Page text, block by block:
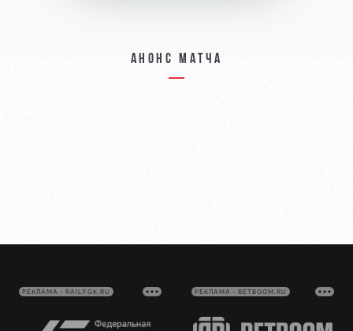
Анонс матча
РЕКЛАМА • RAILFGK.RU РЕКЛАМА • BETBOOM.RU